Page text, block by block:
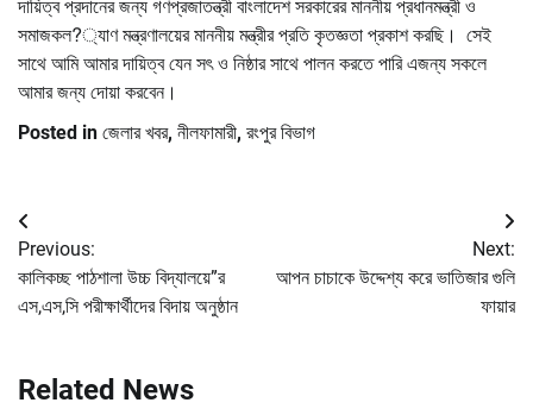
দায়িত্ব প্রদানের জন্য গণপ্রজাতন্ত্রী বাংলাদেশ সরকারের মাননীয় প্রধানমন্ত্রী ও
সমাজকল?্যাণ মন্ত্রণালয়ের মাননীয় মন্ত্রীর প্রতি কৃতজ্ঞতা প্রকাশ করছি। সেই
সাথে আমি আমার দায়িত্ব যেন সৎ ও নিষ্ঠার সাথে পালন করতে পারি এজন্য সকলে
আমার জন্য দোয়া করবেন।
Posted in জেলার খবর, নীলফামারী, রংপুর বিভাগ
Post
navigation
Previous:
কালিকচ্ছ পাঠশালা উচ্চ বিদ্যালয়ে”র
এস,এস,সি পরীক্ষার্থীদের বিদায় অনুষ্ঠান
Next:
আপন চাচাকে উদ্দেশ্য করে ভাতিজার গুলি
ফায়ার
Related News